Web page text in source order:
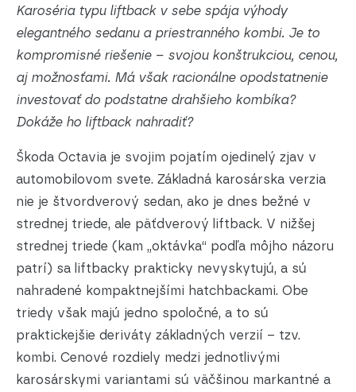
Karoséria typu liftback v sebe spája výhody
elegantného sedanu a priestranného kombi. Je to
kompromisné riešenie – svojou konštrukciou, cenou,
aj možnosťami. Má však racionálne opodstatnenie
investovať do podstatne drahšieho kombíka?
Dokáže ho liftback nahradiť?
Škoda Octavia je svojim pojatím ojedinelý zjav v
automobilovom svete. Základná karosárska verzia
nie je štvordverový sedan, ako je dnes bežné v
strednej triede, ale päťdverový liftback. V nižšej
strednej triede (kam „oktávka“ podľa môjho názoru
patrí) sa liftbacky prakticky nevyskytujú, a sú
nahradené kompaktnejšími hatchbackami. Obe
triedy však majú jedno spoločné, a to sú
praktickejšie deriváty základných verzií – tzv.
kombi. Cenové rozdiely medzi jednotlivými
karosárskymi variantami sú väčšinou markantné a